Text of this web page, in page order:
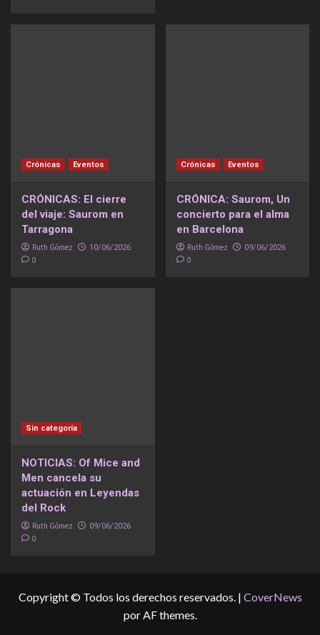
Crónicas Eventos
CRÓNICAS: El cierre
del viaje: Saurom en
Tarragona
Ruth Gómez 10/06/2026
0
Crónicas Eventos
CRÓNICA: Saurom, Un
concierto para el alma
en Barcelona
Ruth Gómez 09/06/2026
0
Sin categoría
NOTICIAS: Of Mice and
Men cancela su
actuación en Leyendas
del Rock
Ruth Gómez 09/06/2026
0
Copyright © Todos los derechos reservados. | CoverNews
por AF themes.